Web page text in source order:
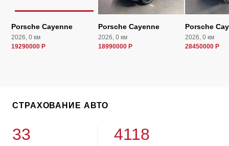
Porsche Cayenne
2026, 0 км
19290000 Р
Porsche Cayenne
2026, 0 км
18990000 Р
Porsche
2026, 0 км
28450000 Р
СТРАХОВАНИЕ АВТО
33 4118